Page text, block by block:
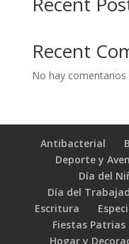
Recent
No hay
Antibacterial
Deporte y
Día del
Día del
Escritura
Fiestas Patrias
Hogar y